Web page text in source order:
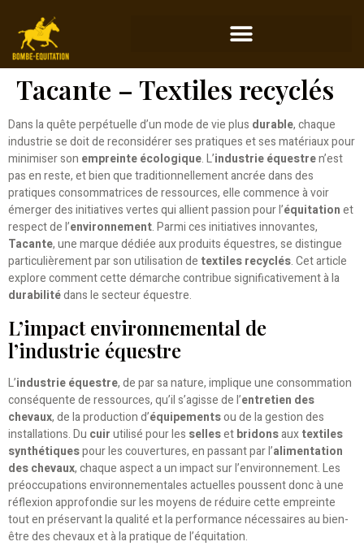
Tacante – Textiles recyclés
Dans la quête perpétuelle d’un mode de vie plus durable, chaque
industrie se doit de reconsidérer ses pratiques et ses matériaux pour
minimiser son empreinte écologique. L’industrie équestren’est
pas en reste, et bien que traditionnellement ancrée dans des
pratiques consommatrices de ressources, elle commence à voir
émerger des initiatives vertes qui allient passion pour l’équitationet
respect de l’environnement. Parmi ces initiatives innovantes,
Tacante, une marque dédiée aux produits équestres, se distingue
particulièrement par son utilisation de textiles recyclés. Cet article
explore comment cette démarche contribue significativement à la
durabilitédans le secteur équestre.
L’impact environnemental de
l’industrie équestre
L’industrie équestre, de par sa nature, implique une consommation
conséquente de ressources, qu’il s’agisse de l’entretien des
chevaux, de la production d’équipementsou de la gestion des
installations. Du cuirutilisé pour les sellesetbridonsauxtextiles
synthétiquespour les couvertures, en passant par l’alimentation
des chevaux, chaque aspect a un impact sur l’environnement. Les
préoccupations environnementales actuelles poussent donc à une
réflexion approfondie sur les moyens de réduire cette empreinte
tout en préservant la qualité et la performance nécessaires au bien-
être des chevaux et à la pratique de l’équitation.